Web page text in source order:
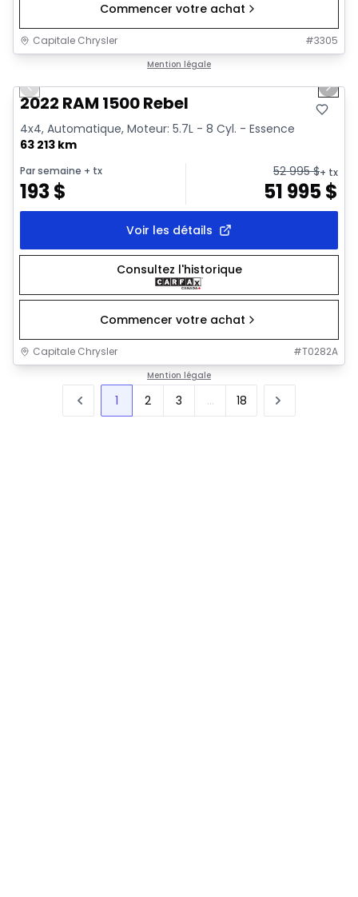
Commencer votre achat
Capitale Chrysler #3305
Mention légale
Vidéo disponible
Previous slide Next
2022 RAM 1500 Rebel
4x4, Automatique, Moteur: 5.7L - 8 Cyl. - Essence
63 213 km
Par semaine + tx
193$
52 995$+ tx
51 995$
Voir les détails
Consultez l'historique
Commencer votre achat
Capitale Chrysler #T0282A
Mention légale
1 2 3 ... 18